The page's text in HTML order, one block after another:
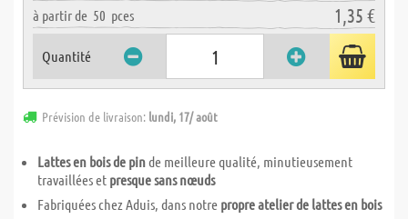
à partir de 50 pces 1,35 €
Quantité
Prévision de livraison: lundi, 17/ août
Lattes en bois de pinde meilleure qualité, minutieusement
travaillées et presque sans nœuds
Fabriquées chez Aduis, dans notre propre atelier de lattes en bois